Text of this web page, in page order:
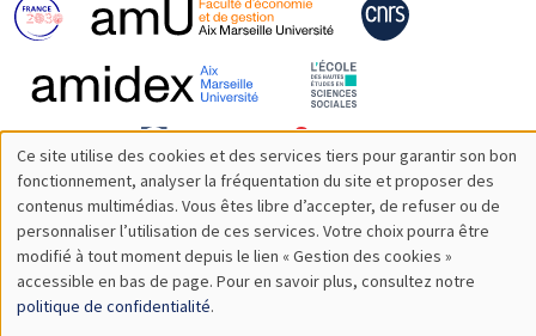
Utilisation
des
données
personnelles
Ce site utilise des cookies et des services tiers pour garantir son bon
fonctionnement, analyser la fréquentation du site et proposer des
contenus multimédias. Vous êtes libre d’accepter, de refuser ou de
personnaliser l’utilisation de ces services. Votre choix pourra être
modifié à tout moment depuis le lien « Gestion des cookies »
accessible en bas de page. Pour en savoir plus, consultez notre
politique de confidentialité.